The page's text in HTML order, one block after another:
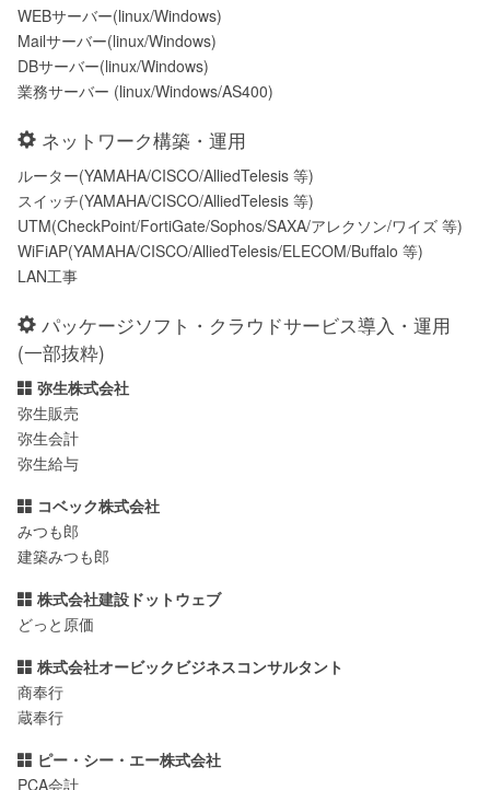
WEBサーバー(linux/Windows)
Mailサーバー(linux/Windows)
DBサーバー(linux/Windows)
業務サーバー (linux/Windows/AS400)
ネットワーク構築・運用
ルーター(YAMAHA/CISCO/AlliedTelesis 等)
スイッチ(YAMAHA/CISCO/AlliedTelesis 等)
UTM(CheckPoint/FortiGate/Sophos/SAXA/アレクソン/ワイズ 等)
WiFiAP(YAMAHA/CISCO/AlliedTelesis/ELECOM/Buffalo 等)
LAN工事
パッケージソフト・クラウドサービス導入・運用
(一部抜粋)
弥生株式会社
弥生販売
弥生会計
弥生給与
コベック株式会社
みつも郎
建築みつも郎
株式会社建設ドットウェブ
どっと原価
株式会社オービックビジネスコンサルタント
商奉行
蔵奉行
ピー・シー・エー株式会社
PCA会計